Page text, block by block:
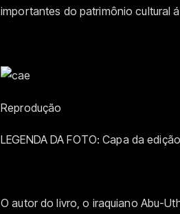
importantes do patrimônio cultural
Reprodução
LEGENDA DA FOTO: Capa da
O autor do livro, o iraquiano Abu-